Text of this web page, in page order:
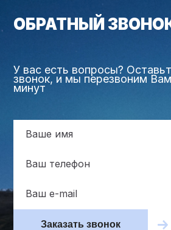
ОБРАТНЫЙ
У вас есть вопросы?
звонок, и мы перезвоним
минут
Заказать звонок